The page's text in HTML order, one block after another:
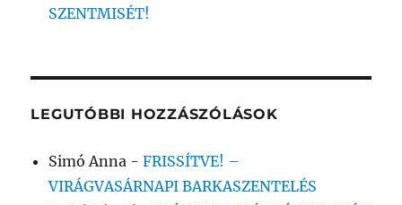
SZENTMISÉT!
LEGUTÓBBI HOZZÁSZÓLÁSOK
Simó Anna -FRISSÍTVE! –
VIRÁGVASÁRNAPI BARKASZENTELÉS